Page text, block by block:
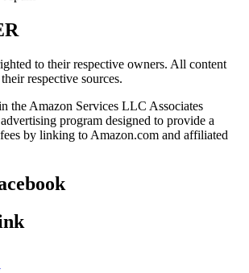
to their respective owners. All content
respective sources.
the Amazon Services LLC Associates
program designed to provide a
by linking to Amazon.com and affiliated